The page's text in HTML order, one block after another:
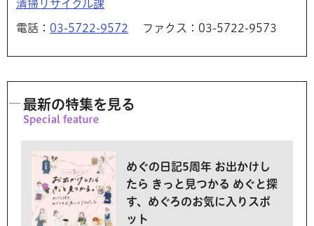
清掃リサイクル課
電話： 03-5722-9572 ファクス：03-5722-9573
最新の特集を見る
めぐの日記5周年 お出かけし
たら きっと見つかる めぐと探
す、めぐろのお気に入りスポ
ット